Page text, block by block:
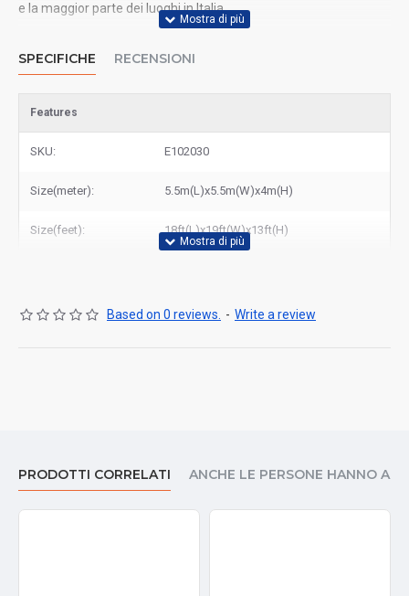
e la maggior parte dei luoghi in Italia.
SPECIFICHE RECENSIONI
Features
SKU: E102030
Size(meter): 5.5m(L)x5.5m(W)x4m(H)
Size(feet): 18ft(L)x19ft(W)x13ft(H)
Based on 0 reviews. - Write a review
PRODOTTI CORRELATI ANCHE LE PERSONE HANNO